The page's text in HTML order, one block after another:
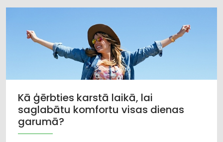
Kā ģērbties karstā laikā, lai
saglabātu komfortu visas dienas
garumā?